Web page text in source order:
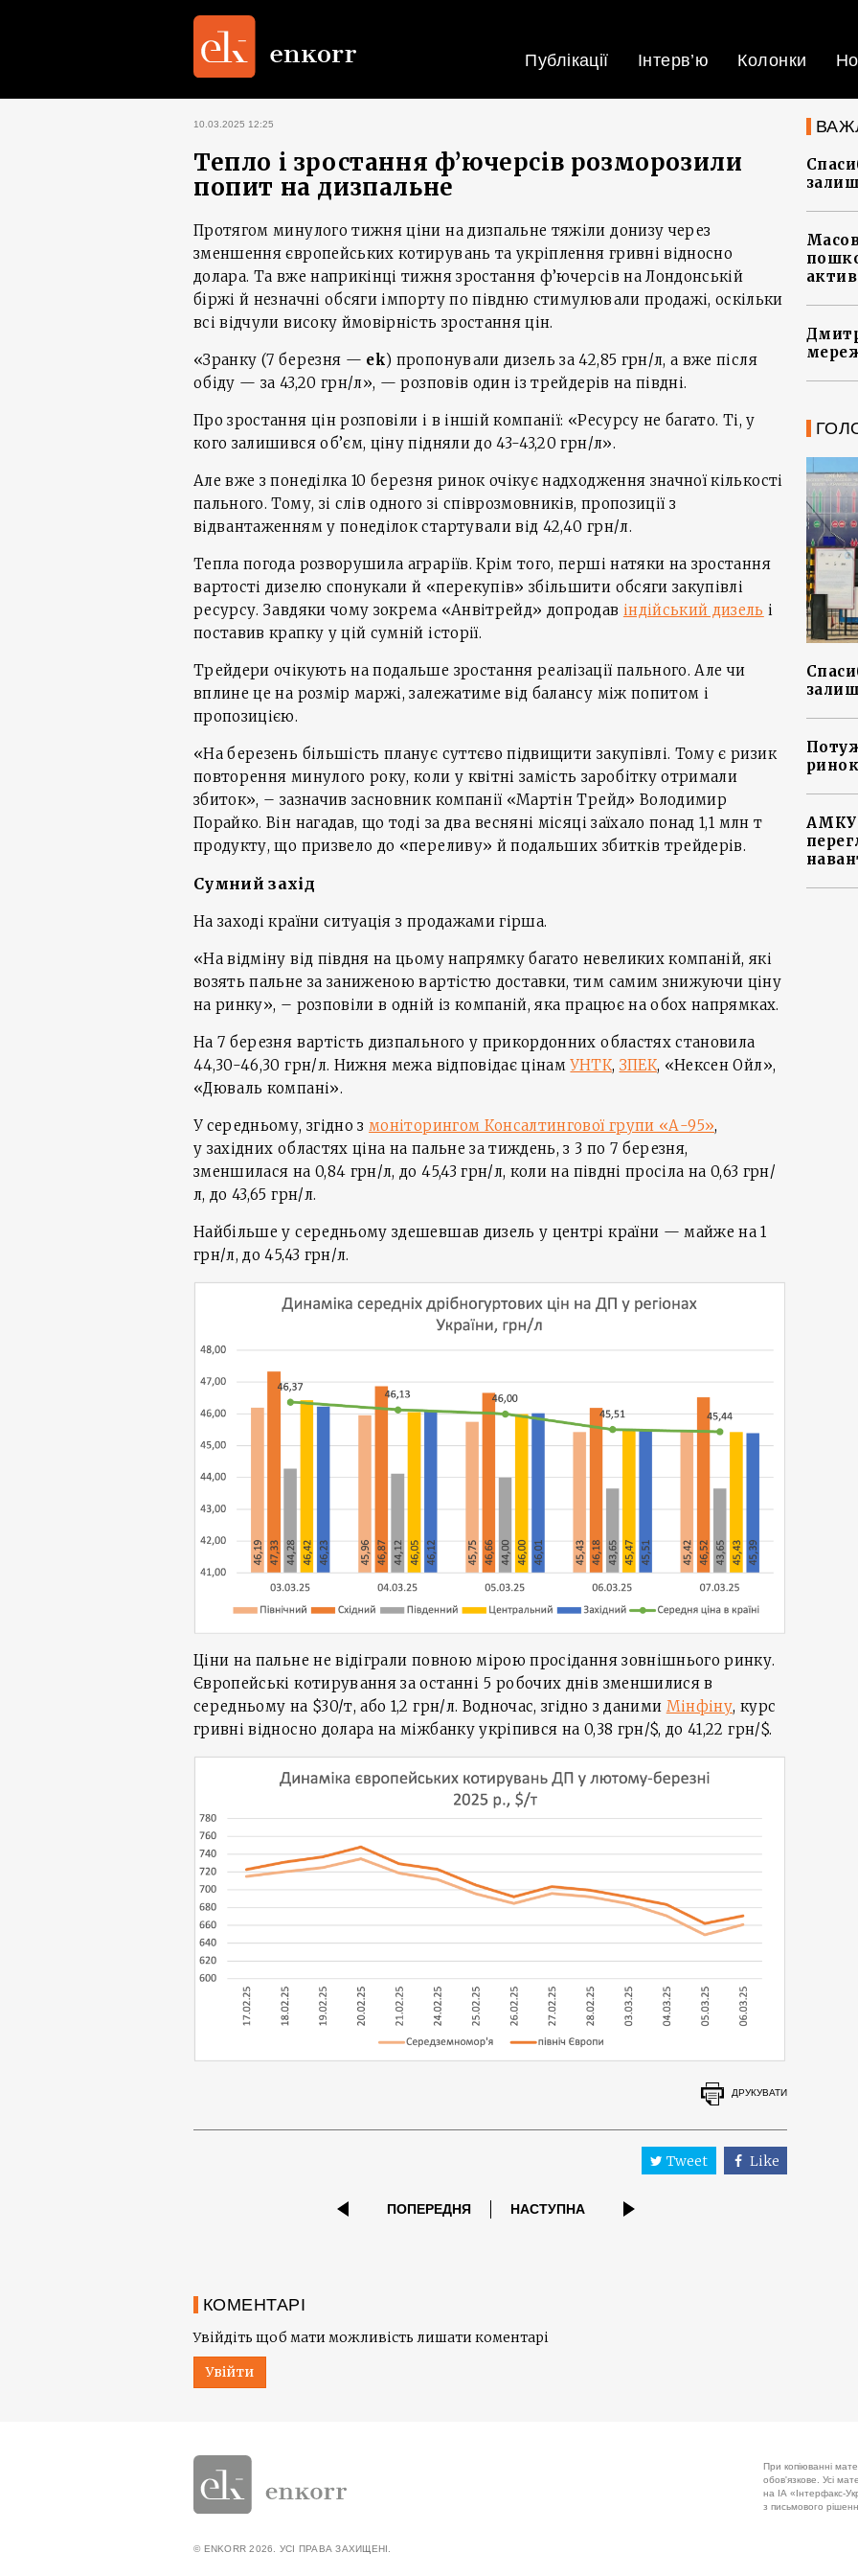
Публікації Інтерв’ю Колонки
10.03.2025 12:25
Тепло і зростання ф’ючерсів розморозили
попит на дизпальне
Протягом минулого тижня ціни на дизпальне тяжіли донизу через
зменшення європейських котирувань та укріплення гривні відносно
долара. Та вже наприкінці тижня зростання ф’ючерсів на Лондонській
біржі й незначні обсяги імпорту по півдню стимулювали продажі, оскільки
всі відчули високу ймовірність зростання цін.
«Зранку (7 березня — ek) пропонували дизель за 42,85 грн/л, а вже після
обіду — за 43,20 грн/л», — розповів один із трейдерів на півдні.
Про зростання цін розповіли і в іншій компанії: «Ресурсу не багато. Ті, у
кого залишився об’єм, ціну підняли до 43-43,20 грн/л».
Але вже з понеділка 10 березня ринок очікує надходження значної кількості
пального. Тому, зі слів одного зі співрозмовників, пропозиції з
відвантаженням у понеділок стартували від 42,40 грн/л.
Тепла погода розворушила аграріїв. Крім того, перші натяки на зростання
вартості дизелю спонукали й «перекупів» збільшити обсяги закупівлі
ресурсу. Завдяки чому зокрема «Анвітрейд» допродав індійський дизель і
поставив крапку у цій сумній історії.
Трейдери очікують на подальше зростання реалізації пального. Але чи
вплине це на розмір маржі, залежатиме від балансу між попитом і
пропозицією.
«На березень більшість планує суттєво підвищити закупівлі. Тому є ризик
повторення минулого року, коли у квітні замість заробітку отримали
збиток», – зазначив засновник компанії «Мартін Трейд» Володимир
Порайко. Він нагадав, що тоді за два весняні місяці заїхало понад 1,1 млн т
продукту, що призвело до «переливу» й подальших збитків трейдерів.
Сумний захід
На заході країни ситуація з продажами гірша.
«На відміну від півдня на цьому напрямку багато невеликих компаній, які
возять пальне за заниженою вартістю доставки, тим самим знижуючи ціну
на ринку», – розповіли в одній із компаній, яка працює на обох напрямках.
На 7 березня вартість дизпального у прикордонних областях становила
44,30-46,30 грн/л. Нижня межа відповідає цінамУНТК, ЗПЕК, «Нексен Ойл»,
«Дюваль компані».
У середньому, згідно змоніторингом Консалтингової групи «А-95»,
у західних областях ціна на пальне за тиждень, з 3 по 7 березня,
зменшилася на 0,84 грн/л, до 45,43 грн/л, коли на півдні просіла на 0,63 грн/
л, до 43,65 грн/л.
Найбільше у середньому здешевшав дизель у центрі країни — майже на 1
грн/л, до 45,43 грн/л.
Ціни на пальне не відіграли повною мірою просідання зовнішнього ринку.
Європейські котирування за останні 5 робочих днів зменшилися в
середньому на $30/т, або 1,2 грн/л. Водночас, згідно з даними Мінфіну, курс
гривні відносно долара на міжбанку укріпився на 0,38 грн/$, до 41,22 грн/$.
ДРУКУВАТИ
Tweet Like
ПОПЕРЕДНЯ НАСТУПНА
КОМЕНТАРІ
Увійдіть щоб мати можливість лишати коментарі
Увійти
АМКУ
При копіюванні
обов'язкове. Усі
на ІА «Інтерфакс-
з письмового
© ENKORR 2026. УСІ ПРАВА ЗАХИЩЕНІ.